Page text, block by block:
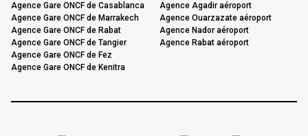
Agence Gare ONCF de Casablanca
Agence Gare ONCF de Marrakech
Agence Gare ONCF de Rabat
Agence Gare ONCF de Tangier
Agence Gare ONCF de Fez
Agence Gare ONCF de Kenitra
Agence Agadir aéroport
Agence Ouarzazate aéroport
Agence Nador aéroport
Agence Rabat aéroport